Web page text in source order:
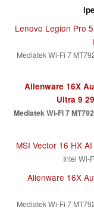
Lenovo Legion Pro
Mediatek Wi-Fi 7
Alienware 16X
Ultra 9
Mediatek Wi-Fi 7
MSI Vector 16 HX
Intel Wi-
Alienware 16X
Mediatek Wi-Fi 7